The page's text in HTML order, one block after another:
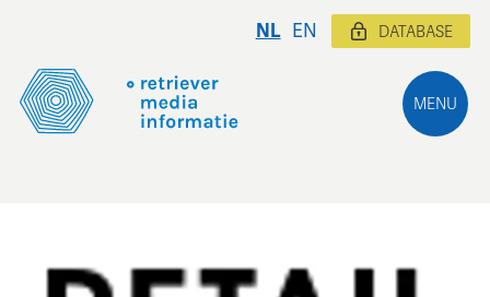
MENU
NL EN DATABASE